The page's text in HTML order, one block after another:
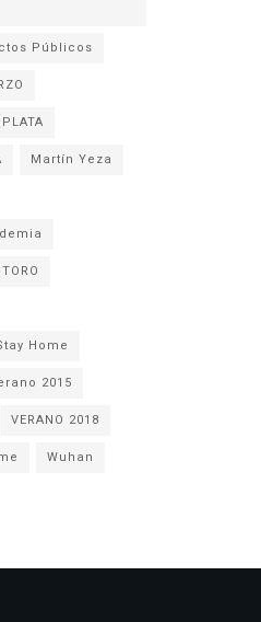
Públicos
Martín Yeza
Home
2015
VERANO 2018
Wuhan